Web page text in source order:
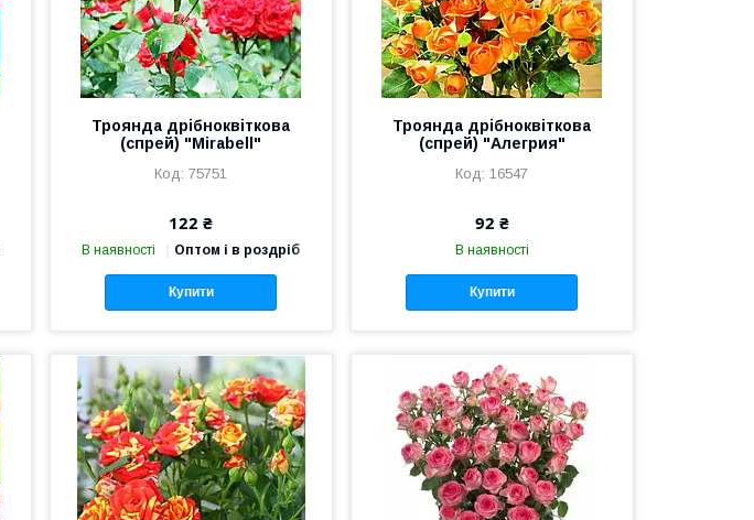
Троянда дрібноквіткова
(спрей) "Mirabell"
75751
122 ₴
В наявності Оптом і в роздріб
Купити
Троянда дрібноквіткова
(спрей) "Алегрия"
16547
92 ₴
В наявності
Купити